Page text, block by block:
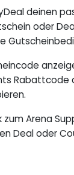
deinen
oder
Rabattcode
zum Arena
Deal oder